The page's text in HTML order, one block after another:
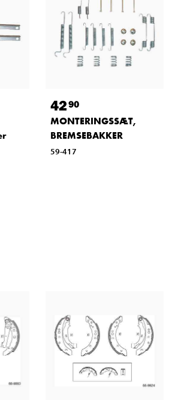
4290
MONTERINGSSÆT,
BREMSEBAKKER
59-417